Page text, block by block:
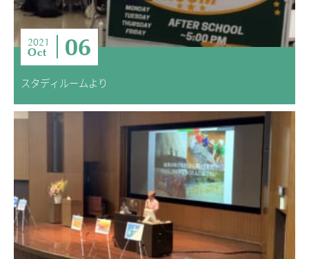
2021
Oct 06
スタディルームより